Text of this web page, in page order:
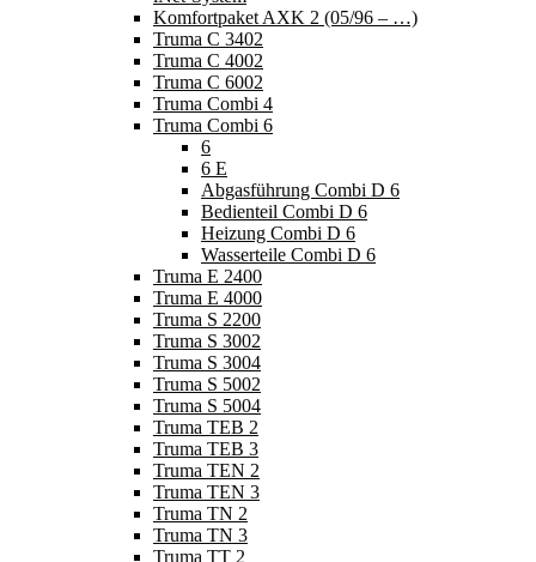
Komfortpaket AXK 2 (05/96 – …)
Truma C 3402
Truma C 4002
Truma C 6002
Truma Combi 4
Truma Combi 6
6
6 E
Abgasführung Combi D 6
Bedienteil Combi D 6
Heizung Combi D 6
Wasserteile Combi D 6
Truma E 2400
Truma E 4000
Truma S 2200
Truma S 3002
Truma S 3004
Truma S 5002
Truma S 5004
Truma TEB 2
Truma TEB 3
Truma TEN 2
Truma TEN 3
Truma TN 2
Truma TN 3
Truma TT 2